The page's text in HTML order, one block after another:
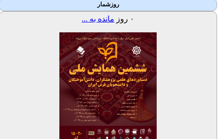
روزشمار
روزمانده به ...